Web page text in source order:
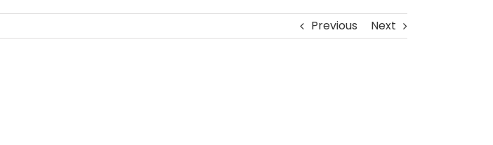
Previous Next